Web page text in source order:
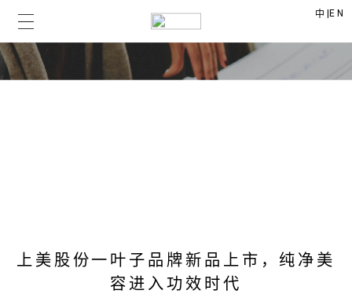
中 |EN
上美股份一叶子品牌新品上市，纯净美
容进入功效时代